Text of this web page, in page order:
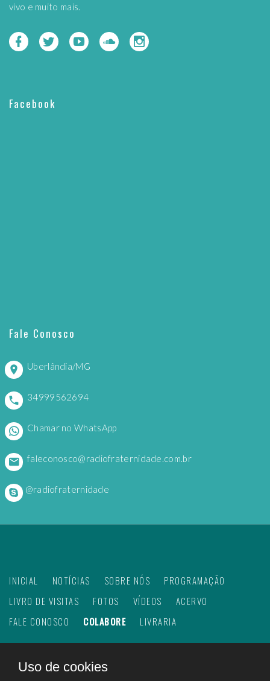
vivo e muito mais.
Facebook
Fale Conosco
Uberlândia/MG
34999562694
Chamar no WhatsApp
faleconosco@radiofraternidade.com.br
@radiofraternidade
INICIAL NOTÍCIAS SOBRE NÓS
PROGRAMAÇÃO
LIVRO DE VISITAS
FOTOS VÍDEOS
ACERVO
FALE CONOSCO
COLABORE LIVRARIA
2026Web Rádio Fraternidade. Todos os direitos
Uso de cookies